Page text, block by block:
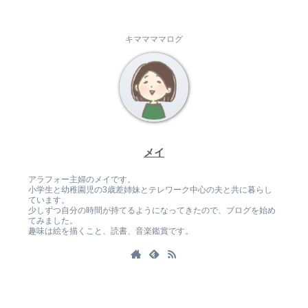
キママママログ
メイ
アラフォー主婦のメイです。
小学生と幼稚園児の3歳差姉妹とテレワーク中心の夫と共に暮らし
ています。
少しずつ自分の時間が持てるようになってきたので、ブログを始め
てみました。
趣味は絵を描くこと、読書、音楽鑑賞です。